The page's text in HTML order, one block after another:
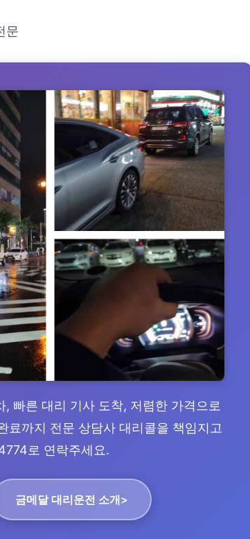
문
, 빠른 대리 기사 도착, 저렴한 가격으로
까지 전문 상담사 대리콜을 책임지고
로 연락주세요.
금메달 대리운전 소개>